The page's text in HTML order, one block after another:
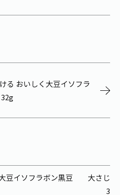
る おいしく大豆イソフラ
豆イソフラボン黒豆
大さじ
3